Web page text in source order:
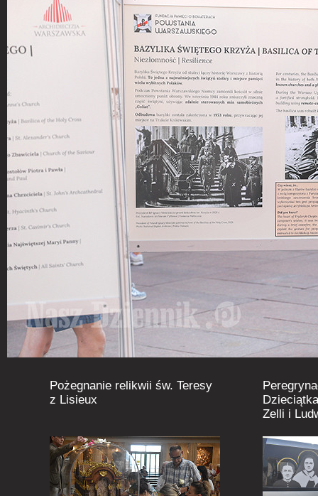
Pożegnanie relikwii św. Teresy
z Lisieux
Zelli i